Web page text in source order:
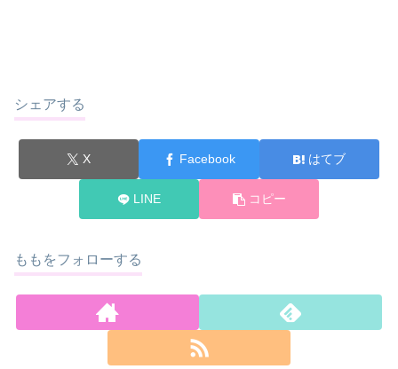
シェアする
X Facebook はてブ
LINE コピー
ももをフォローする